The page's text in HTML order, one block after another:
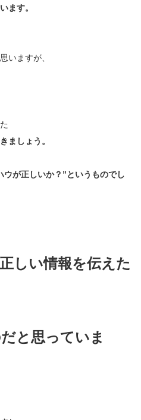
ます。
いますが、
ましょう。
が正しいか？”というものでし
しい情報を伝えた
と思っていま